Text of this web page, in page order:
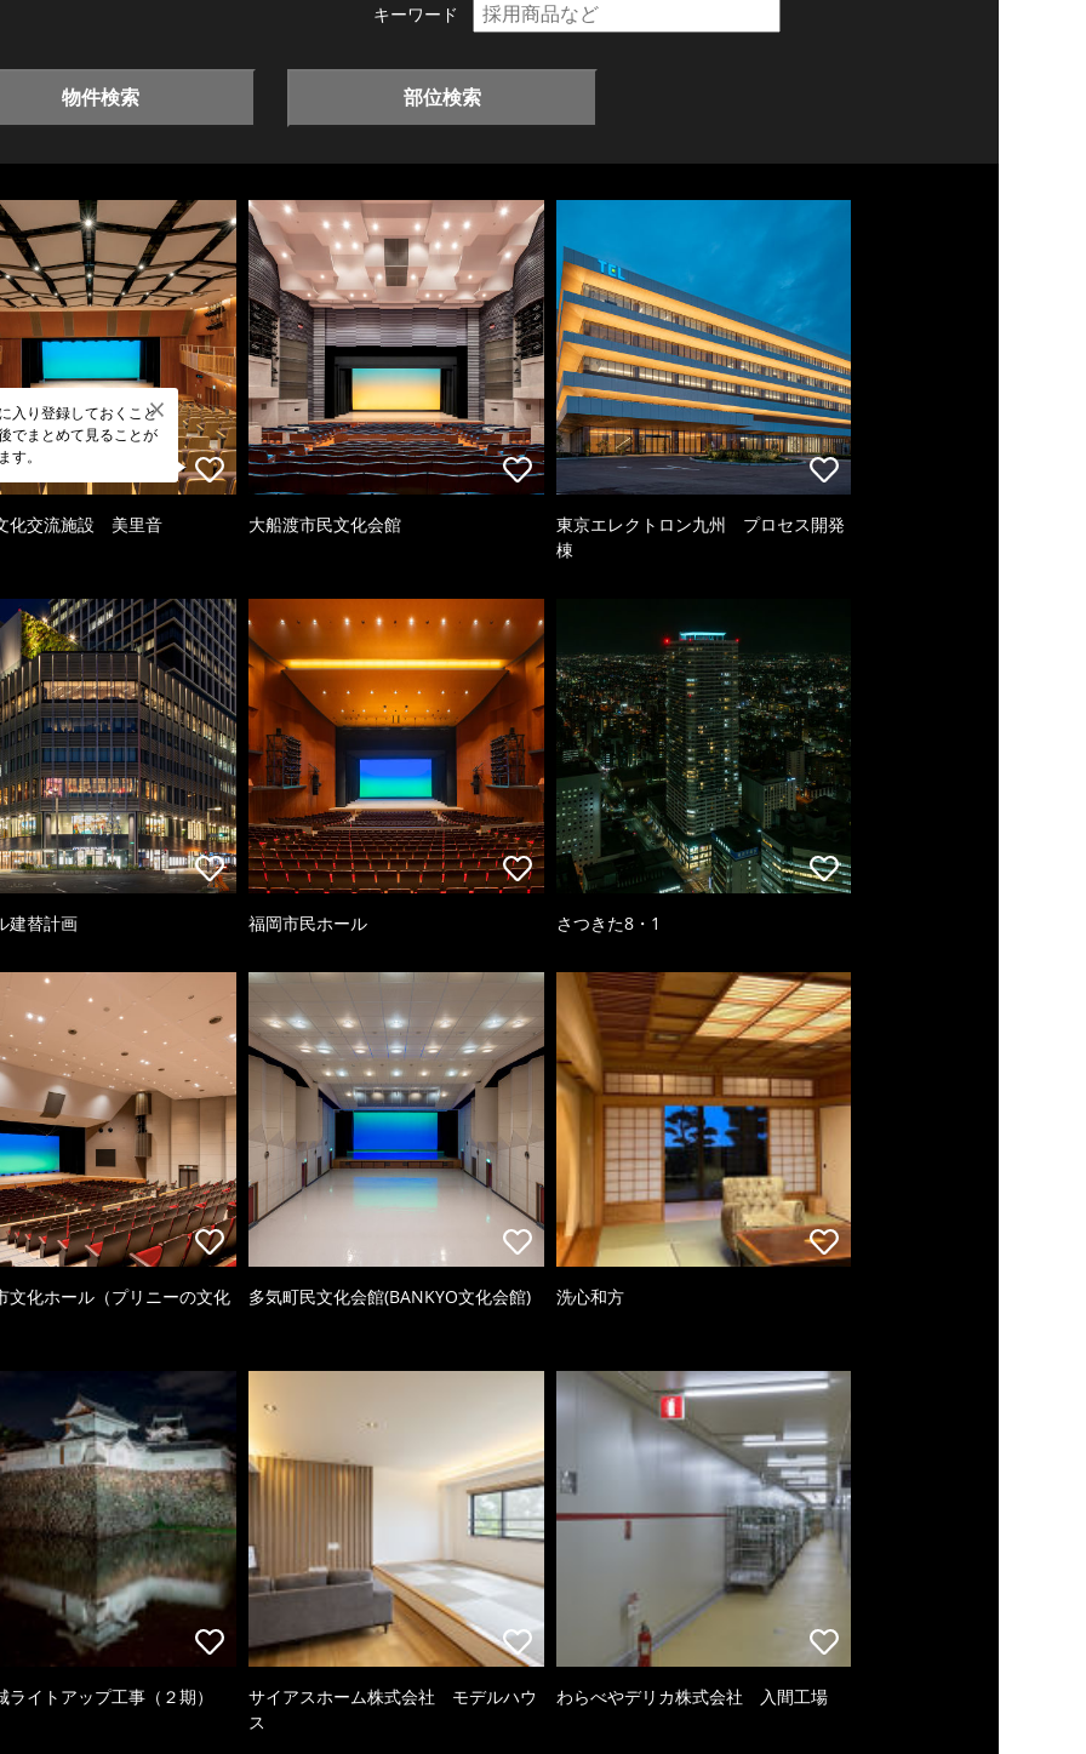
キーワード
物件検索 部位検索
入り登録しておくこと
でまとめて見ることが
す。
化交流施設 美里音 大船渡市民文化会館
東京エレクトロン九州 プロセス開発
棟
建替計画 福岡市民ホール さつきた8・1
文化ホール（プリニーの文化
多気町民文化会館(BANKYO文化会館) 洗心和方
ライトアップ工事（２期）
サイアスホーム株式会社 モデルハウ
ス
わらべやデリカ株式会社 入間工場